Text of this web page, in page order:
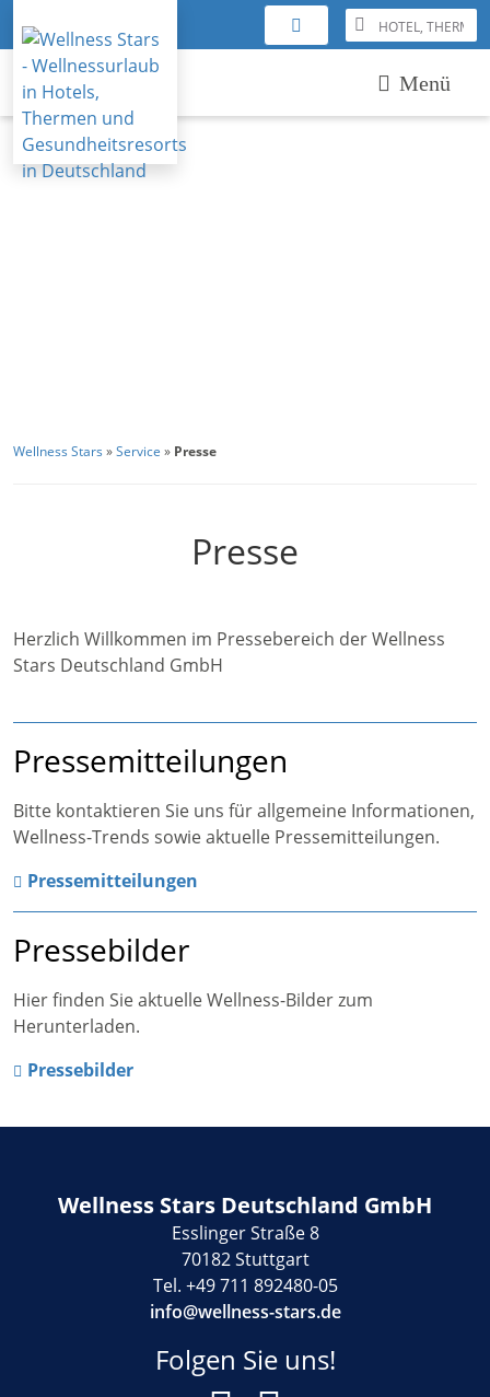
Menü
Wellness Stars »Service » Presse
Presse
Herzlich Willkommen im Pressebereich der Wellness
Stars Deutschland GmbH
Pressemitteilungen
Bitte kontaktieren Sie uns für allgemeine Informationen,
Wellness-Trends sowie aktuelle Pressemitteilungen.
Pressemitteilungen
Pressebilder
Hier finden Sie aktuelle Wellness-Bilder zum
Herunterladen.
Pressebilder
Wellness Stars Deutschland GmbH
Esslinger Straße 8
70182 Stuttgart
Tel. +49 711 892480-05
info@wellness-stars.de
Folgen Sie uns!